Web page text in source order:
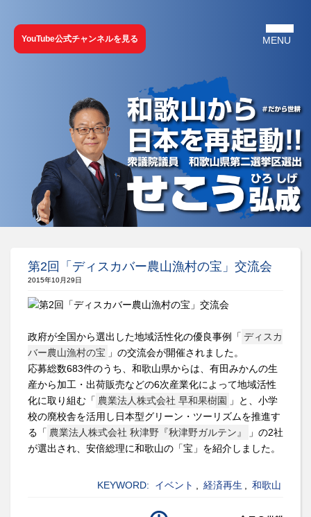
YouTube公式チャンネルを見る
第2回「ディスカバー農山漁村の宝」交流会
2015年10月29日
政府が全国から選出した地域活性化の優良事例「 ディスカ
バー農山漁村の宝 」の交流会が開催されました。
応募総数683件のうち、和歌山県からは、有田みかんの生
産から加工・出荷販売などの6次産業化によって地域活性
化に取り組む「 農業法人株式会社 早和果樹園 」と、小学
校の廃校舎を活用し日本型グリーン・ツーリズムを推進す
る「 農業法人株式会社 秋津野『秋津野ガルテン』
」の2社
が選出され、安倍総理に和歌山の「宝」を紹介しました。
KEYWORD: イベント 経済再生 和歌山